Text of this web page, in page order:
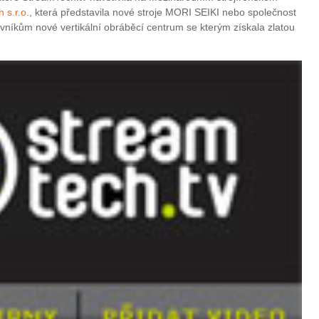
s.r.o.
, která představila nové stroje MORI SEIKI nebo společnost
nové vertikální obráběcí centrum se kterým získala zlatou